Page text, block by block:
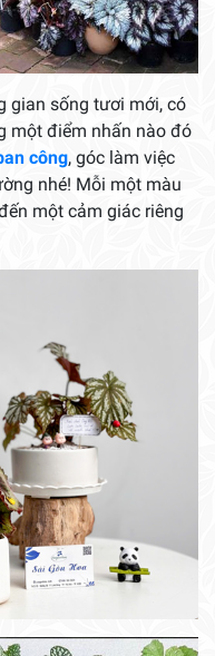
gian sống tươi mới, có
một điểm nhấn nào đó
công, góc làm việc
nhé! Mỗi một màu
một cảm giác riêng